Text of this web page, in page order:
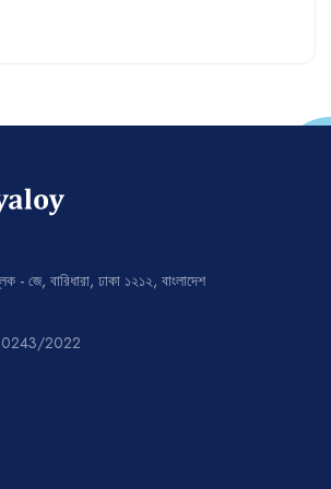
জে, বারিধারা, ঢাকা ১২১২, বাংলাদেশ
2022